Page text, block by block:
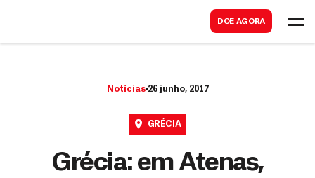
DOE AGORA
r
Notícias 26 junho, 2017
GRÉCIA
Grécia: em Atenas,
a
r